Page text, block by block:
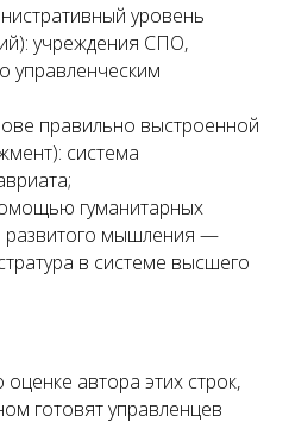
уровень
учреждения СПО,
управленческим
правильно выстроенной
система
гуманитарных
развитого мышления —
в системе высшего
автора этих строк,
готовят управленцев